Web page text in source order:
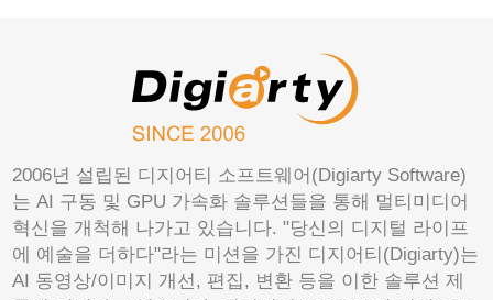
2006년 설립된 디지어티 소프트웨어(Digiarty Software)
는 AI 구동 및 GPU 가속화 솔루션들을 통해 멀티미디어
혁신을 개척해 나가고 있습니다. "당신의 디지털 라이프
에 예술을 더하다"라는 미션을 가진 디지어티(Digiarty)는
AI 동영상/이미지 개선, 편집, 변환 등을 이한 솔루션 제